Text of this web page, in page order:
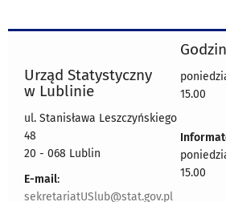
Urząd Statystyczny
w Lublinie
ul. Stanisława Leszczyńskiego
48
20 - 068 Lublin
E-mail:
sekretariatUSlub@stat.gov.pl
15.00
15.00